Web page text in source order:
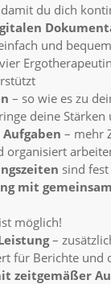
du dich
und
– so wie es zu
deine Stärken
– mehr
organisiert
sind
mit
möglich!
–
für Berichte und
zeitgemäßer